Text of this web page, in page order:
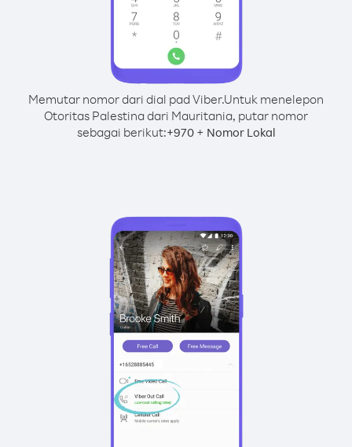
Memutar nomor dari dial pad Viber.Untuk menelepon
Otoritas Palestina dari Mauritania, putar nomor
sebagai berikut:+970+ Nomor Lokal